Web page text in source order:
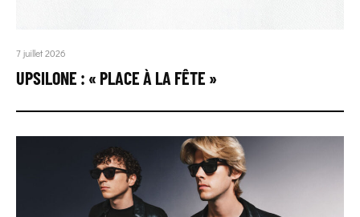
7 juillet 2026
UPSILONE : « PLACE À LA FÊTE »